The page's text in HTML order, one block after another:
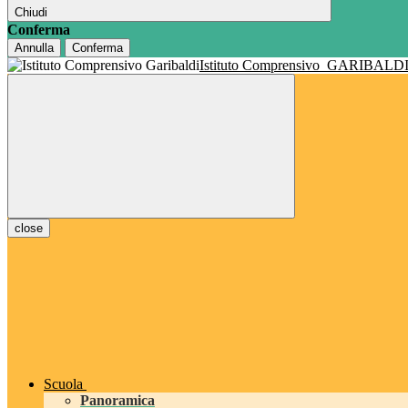
Chiudi
Conferma
Annulla Conferma
Istituto Comprensivo GARIBALDI
close
Scuola
Panoramica